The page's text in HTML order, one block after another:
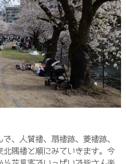
、人質櫓、扇櫓跡、菱櫓跡、
北隅櫓と順にみていきます。今